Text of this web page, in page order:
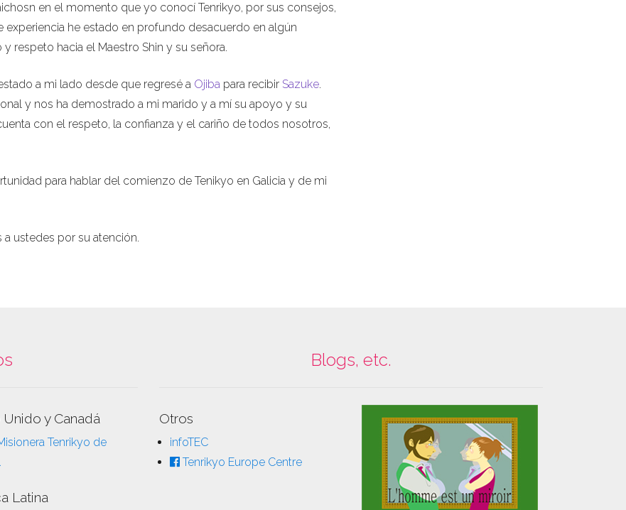
en el momento que yo conocí Tenrikyo, por sus consejos,
experiencia he estado en profundo desacuerdo en algún
respeto hacia el Maestro Shin y su señora.
a mi lado desde que regresé a Ojiba para recibir Sazuke.
y nos ha demostrado a mi marido y a mí su apoyo y su
con el respeto, la confianza y el cariño de todos nosotros,
para hablar del comienzo de Tenikyo en Galicia y de mi
a ustedes por su atención.
y Canadá
Tenrikyo de
Latina
Blogs, etc.
Otros
infoTEC
Tenrikyo Europe Centre